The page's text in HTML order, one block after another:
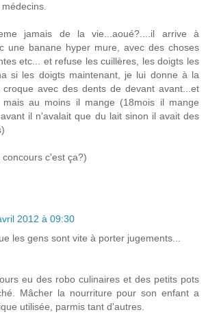
jamais de la vie...aoué?....il arrive à
une banane hyper mure, avec des choses
etc... et refuse les cuillères, les doigts les
si les doigts maintenant, je lui donne à la
avec des dents de devant avant...et
mais au moins il mange (18mois il mange
il n'avalait que du lait sinon il avait des
c'est ça?)
2012 à 09:30
les gens sont vite à porter jugements...
eu des robo culinaires et des petits pots
Mâcher la nourriture pour son enfant a
utilisée, parmis tant d'autres.